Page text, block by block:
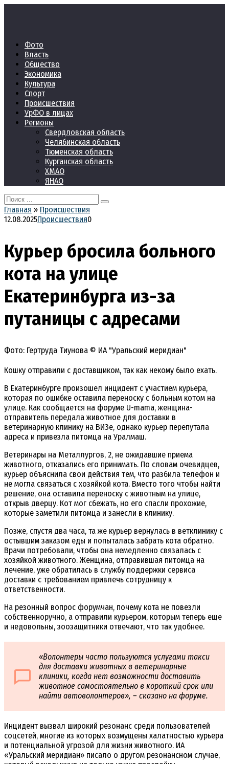
Фото
Власть
Общество
Экономика
Культура
Спорт
Происшествия
УрФО в лицах
Регионы
Свердловская область
Челябинская область
Тюменская область
Курганская область
ХМАО
ЯНАО
Search
for:
Главная » Происшествия
12.08.2025Происшествия0
Курьер бросила больного
кота на улице
Екатеринбурга из-за
путаницы с адресами
Фото: Гертруда Тиунова © ИА "Уральский меридиан"
Кошку отправили с доставщиком, так как некому было ехать.
В Екатеринбурге произошел инцидент с участием курьера,
которая по ошибке оставила переноску с больным котом на
улице. Как сообщается на форуме U-mama, женщина-
отправитель передала животное для доставки в
ветеринарную клинику на ВИЗе, однако курьер перепутала
адреса и привезла питомца на Уралмаш.
Ветеринары на Металлургов, 2, не ожидавшие приема
животного, отказались его принимать. По словам очевидцев,
курьер объяснила свои действия тем, что разбила телефон и
не могла связаться с хозяйкой кота. Вместо того чтобы найти
решение, она оставила переноску с животным на улице,
открыв дверцу. Кот мог сбежать, но его спасли прохожие,
которые заметили питомца и занесли в клинику.
Позже, спустя два часа, та же курьер вернулась в ветклинику с
остывшим заказом еды и попыталась забрать кота обратно.
Врачи потребовали, чтобы она немедленно связалась с
хозяйкой животного. Женщина, отправившая питомца на
лечение, уже обратилась в службу поддержки сервиса
доставки с требованием привлечь сотрудницу к
ответственности.
На резонный вопрос форумчан, почему кота не повезли
собственноручно, а отправили курьером, которым теперь еще
и недовольны, зоозащитники отвечают, что так удобнее.
«Волонтеры часто пользуются услугами такси
для доставки животных в ветеринарные
клиники, когда нет возможности доставить
животное самостоятельно в короткий срок или
найти автоволонтеров», – сказано на форуме.
Инцидент вызвал широкий резонанс среди пользователей
соцсетей, многие из которых возмущены халатностью курьера
и потенциальной угрозой для жизни животного. ИА
«Уральский меридиан» писало о другом резонансном случае,